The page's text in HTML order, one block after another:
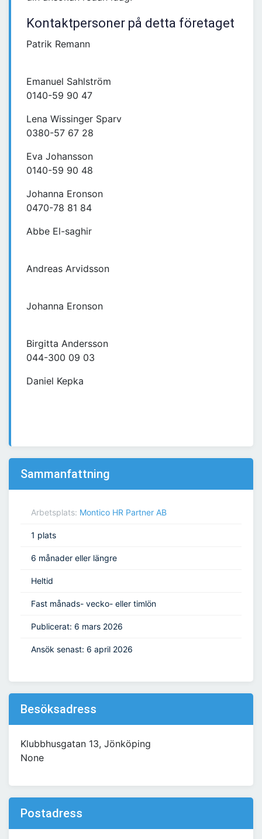
Kontaktpersoner på detta företaget
Patrik Remann
Emanuel Sahlström
0140-59 90 47
Lena Wissinger Sparv
0380-57 67 28
Eva Johansson
0140-59 90 48
Johanna Eronson
0470-78 81 84
Abbe El-saghir
Andreas Arvidsson
Johanna Eronson
Birgitta Andersson
044-300 09 03
Daniel Kepka
Sammanfattning
Arbetsplats: Montico HR Partner AB
1 plats
6 månader eller längre
Heltid
Fast månads- vecko- eller timlön
Publicerat: 6 mars 2026
Ansök senast: 6 april 2026
Besöksadress
Klubbhusgatan 13, Jönköping
None
Postadress